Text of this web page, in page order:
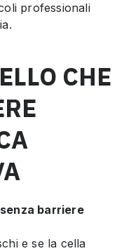
professionali
CHE
barriere
e se la cella